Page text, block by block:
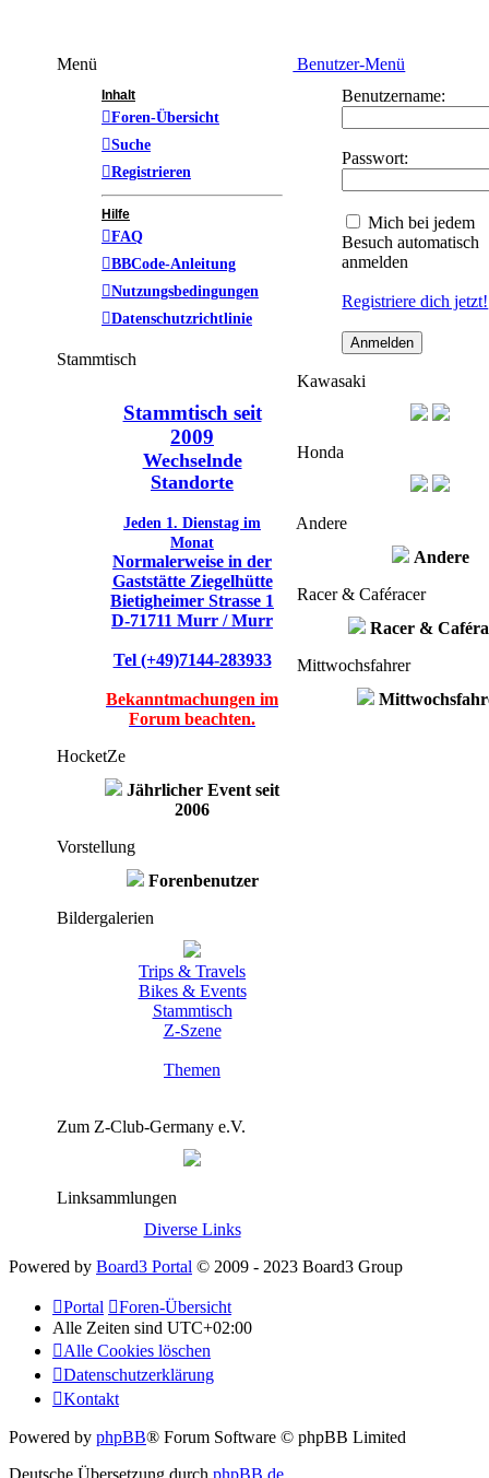
Menü
Inhalt
Foren-Übersicht
Suche
Registrieren
Hilfe
FAQ
BBCode-Anleitung
Nutzungsbedingungen
Datenschutzrichtlinie
Stammtisch
Stammtisch seit
2009
Wechselnde
Standorte
Jeden 1. Dienstag im
Monat
Normalerweise in der
Gaststätte Ziegelhütte
Bietigheimer Strasse 1
D-71711 Murr / Murr
Tel (+49)7144-283933
Bekanntmachungen im
Forum beachten.
HocketZe
Jährlicher Event seit
2006
Vorstellung
Forenbenutzer
Bildergalerien
Trips & Travels
Bikes & Events
Stammtisch
Z-Szene
Themen
Zum Z-Club-Germany e.V.
Linksammlungen
Diverse Links
Benutzer-Menü
Benutzername:
Passwort:
Mich bei jedem
Besuch automatisch
anmelden
Registriere dich jetzt!
Kawasaki
Honda
Andere
Andere
Racer & Caféracer
Racer &
Mittwochsfahrer
Powered by Board3 Portal © 2009 - 2023 Board3 Group
Portal
Foren-Übersicht
Alle Zeiten sind UTC+02:00
Alle Cookies löschen
Datenschutzerklärung
Kontakt
Powered by phpBB® Forum Software © phpBB Limited
Deutsche Übersetzung durch phpBB.de